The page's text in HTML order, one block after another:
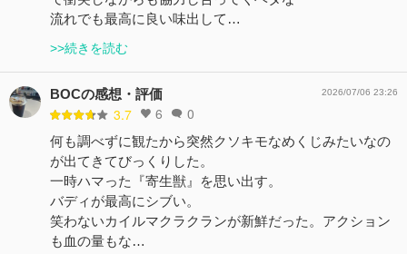
流れでも最高に良い味出して…
>>続きを読む
BOCの感想・評価
3.7 6 0
2026/07/06 23:26
何も調べずに観たから突然クソキモなめくじみたいなの
が出てきてびっくりした。
一時ハマった『寄生獣』を思い出す。
バディが最高にシブい。
笑わないカイルマクラクランが新鮮だった。アクション
も血の量もな…